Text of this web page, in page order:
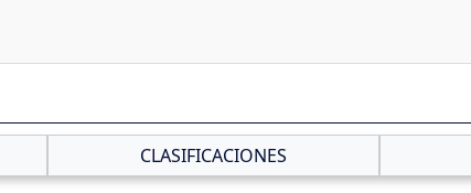
CLASIFICACIONES